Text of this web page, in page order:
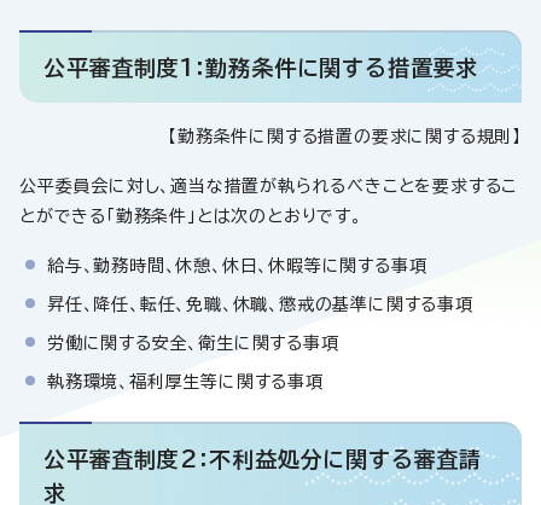
公平審査制度1：勤務条件に関する措置要求
【勤務条件に関する措置の要求に関する規則】
公平委員会に対し、適当な措置が執られるべきことを要求するこ
とができる「勤務条件」とは次のとおりです。
給与、勤務時間、休憩、休日、休暇等に関する事項
昇任、降任、転任、免職、休職、懲戒の基準に関する事項
労働に関する安全、衛生に関する事項
執務環境、福利厚生等に関する事項
公平審査制度2：不利益処分に関する審査請
求